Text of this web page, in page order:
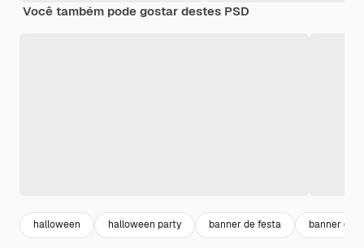
Você também pode gostar destes PSD
halloween halloween party banner de festa banner de